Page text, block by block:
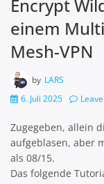
Encrypt
einem
Mesh-VPN
by LARS
6. Juli 2025
Zugegeben, allein
aufgeblasen, aber
als 08/15.
Das folgende